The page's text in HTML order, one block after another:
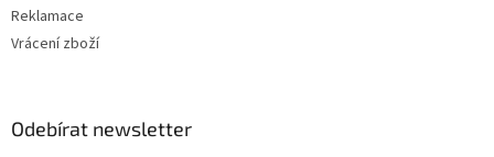
Reklamace
Vrácení zboží
Odebírat newsletter